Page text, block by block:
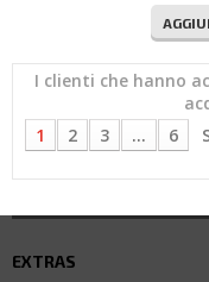
I clienti che hanno
1
2 3 ... 6
EXTRAS